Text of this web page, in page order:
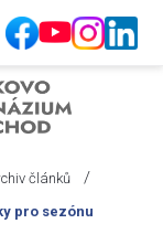
článků /
pro sezónu